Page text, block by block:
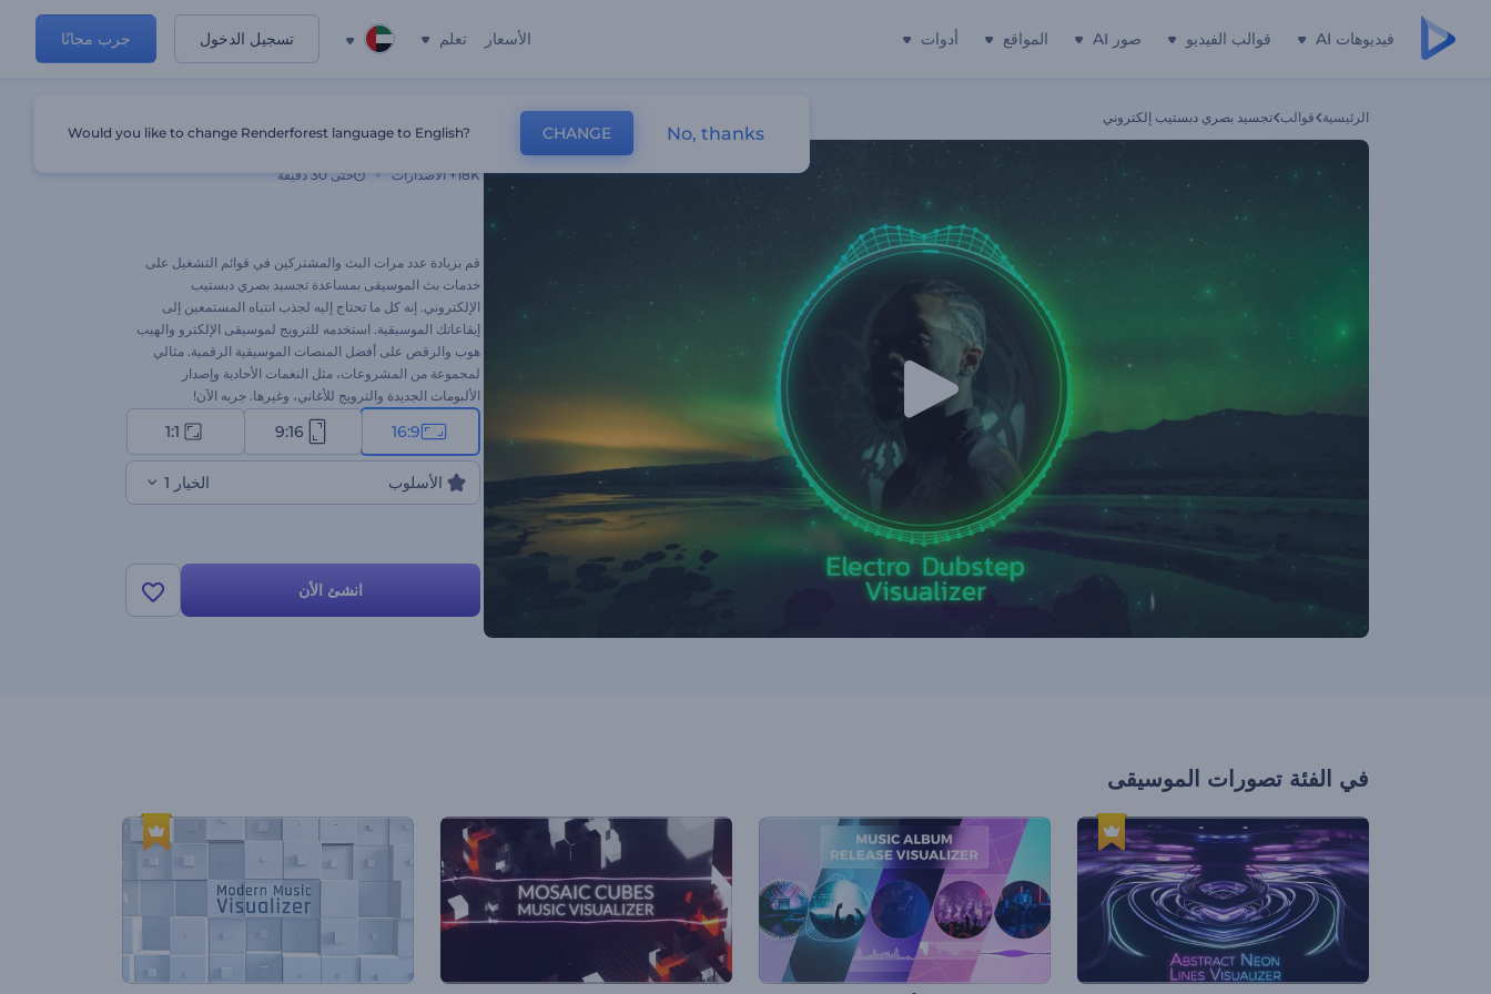
فيديوهات AI قوالب الفيديو صور AI المواقع أدوات الأسعار تعلم تسجيل الدخول جرب مجانًا
الرئيسية قوالب تجسيد بصري دبستيب إلكتروني
18K+ الاصدارات حتى 30 دقيقة
قم بزيادة عدد مرات البث والمشتركين في قوائم التشغيل على
خدمات بث الموسيقى بمساعدة تجسيد بصري دبستيب
الإلكتروني. إنه كل ما تحتاج إليه لجذب انتباه المستمعين إلى
إيقاعاتك الموسيقية. استخدمه للترويج لموسيقى الإلكترو والهيب
هوب والرقص على أفضل المنصات الموسيقية الرقمية. مثالي
لمجموعة من المشروعات، مثل النغمات الأحادية وإصدار
الألبومات الجديدة والترويج للأغاني، وغيرها. جربه الآن!
16:9
9:16
1:1
الأسلوب الخيار 1
انشئ الأن
في الفئة تصورات الموسيقى
Would you like to change Renderforest language to English? CHANGE No, thanks